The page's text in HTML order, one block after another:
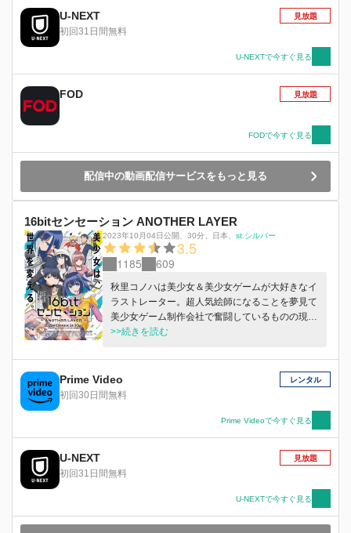
U-NEXT
初回31日間無料
見放題
U-NEXTで今すぐ見る
FOD 見放題
FODで今すぐ見る
配信中の動画配信サービスをもっと見る
16bitセンセーション ANOTHER LAYER
2023年10月04日公開、 30分、 日本、 st.シルバー
3.5
1185 609
秋里コノハは美少女＆美少女ゲームが大好きなイ
ラストレーター。超人気絵師になることを夢見て
美少女ゲーム制作会社で奮闘しているものの現実
はうまくいかず……、ソシャゲ全盛期の現代に会
てモブキャラの後ろ姿を塗る日々を過ごしてい
た。 ある日、ひょんなことから過去の名作美少
女ゲームをゲームショップの店主から譲ってもら
『同級生』のパッケージを開くと突如まばゆい光
に包まれ、気づくとコノハは過去にタイムリープ
をしていた！ 行きついた先は1992年！世は美少
女ゲーム黎明期！アルコールソフトという会社で
働くことになったコノハは、美少女を想い、美少
女を描き、美少女を創りあげていけるのか！？
圧倒的な美少女への愛でお送りする、ひとりの少
女の物語――『じゃ、始めるね！』
>>続きを読む
Prime Video
初回30日間無料
レンタル
Prime Videoで今すぐ見る
U-NEXT
初回31日間無料
見放題
U-NEXTで今すぐ見る